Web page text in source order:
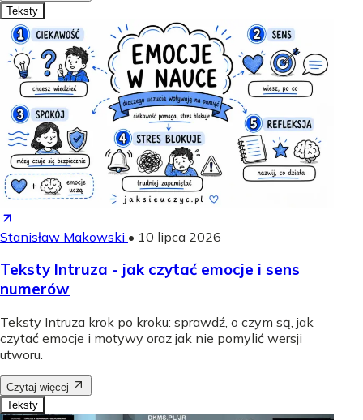
Teksty
Stanisław Makowski • 10 lipca 2026
Teksty Intruza - jak czytać emocje i sens
numerów
Teksty Intruza krok po kroku: sprawdź, o czym są, jak
czytać emocje i motywy oraz jak nie pomylić wersji
utworu.
Czytaj więcej
Teksty